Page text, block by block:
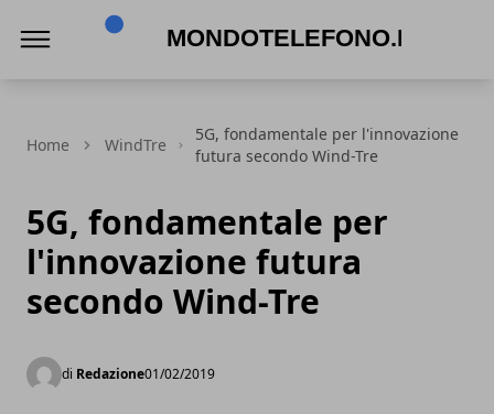
Home WindTre
5G, fondamentale per l'innovazione
futura secondo Wind-Tre
5G, fondamentale per
l'innovazione futura
secondo Wind-Tre
di Redazione01/02/2019